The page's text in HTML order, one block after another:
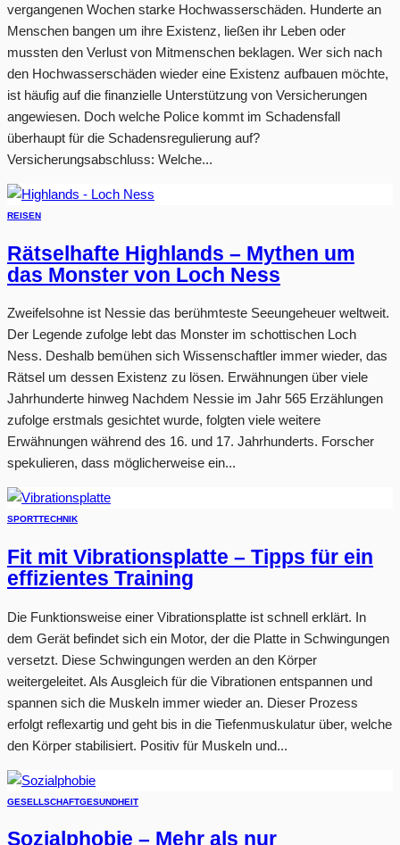
vergangenen Wochen starke Hochwasserschäden. Hunderte an
Menschen bangen um ihre Existenz, ließen ihr Leben oder
mussten den Verlust von Mitmenschen beklagen. Wer sich nach
den Hochwasserschäden wieder eine Existenz aufbauen möchte,
ist häufig auf die finanzielle Unterstützung von Versicherungen
angewiesen. Doch welche Police kommt im Schadensfall
überhaupt für die Schadensregulierung auf?
Versicherungsabschluss: Welche...
REISEN
Rätselhafte Highlands – Mythen um
das Monster von Loch Ness
Zweifelsohne ist Nessie das berühmteste Seeungeheuer weltweit.
Der Legende zufolge lebt das Monster im schottischen Loch
Ness. Deshalb bemühen sich Wissenschaftler immer wieder, das
Rätsel um dessen Existenz zu lösen. Erwähnungen über viele
Jahrhunderte hinweg Nachdem Nessie im Jahr 565 Erzählungen
zufolge erstmals gesichtet wurde, folgten viele weitere
Erwähnungen während des 16. und 17. Jahrhunderts. Forscher
spekulieren, dass möglicherweise ein...
SPORTTECHNIK
Fit mit Vibrationsplatte – Tipps für ein
effizientes Training
Die Funktionsweise einer Vibrationsplatte ist schnell erklärt. In
dem Gerät befindet sich ein Motor, der die Platte in Schwingungen
versetzt. Diese Schwingungen werden an den Körper
weitergeleitet. Als Ausgleich für die Vibrationen entspannen und
spannen sich die Muskeln immer wieder an. Dieser Prozess
erfolgt reflexartig und geht bis in die Tiefenmuskulatur über, welche
den Körper stabilisiert. Positiv für Muskeln und...
GESELLSCHAFTGESUNDHEIT
Sozialphobie – Mehr als nur